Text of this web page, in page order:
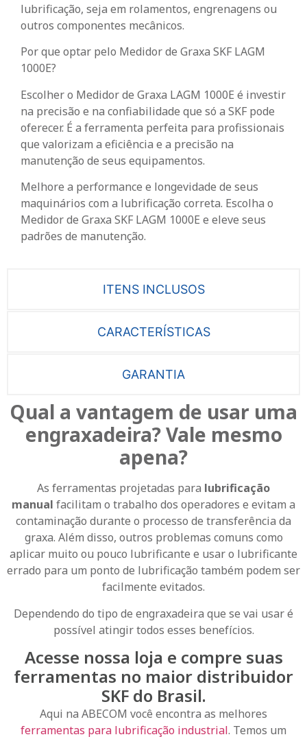
ITENS INCLUSOS
CARACTERÍSTICAS
GARANTIA
lubrificação, seja em rolamentos, engrenagens ou
outros componentes mecânicos.
Por que optar pelo Medidor de Graxa SKF LAGM
1000E?
Escolher o Medidor de Graxa LAGM 1000E é investir
na precisão e na confiabilidade que só a SKF pode
oferecer. É a ferramenta perfeita para profissionais
que valorizam a eficiência e a precisão na
manutenção de seus equipamentos.
Melhore a performance e longevidade de seus
maquinários com a lubrificação correta. Escolha o
Medidor de Graxa SKF LAGM 1000E e eleve seus
padrões de manutenção.
Qual a vantagem de usar uma
engraxadeira? Vale mesmo
apena?
As ferramentas projetadas para lubrificação
manual facilitam o trabalho dos operadores e evitam a
contaminação durante o processo de transferência da
graxa. Além disso, outros problemas comuns como
aplicar muito ou pouco lubrificante e usar o lubrificante
errado para um ponto de lubrificação também podem ser
facilmente evitados.
Dependendo do tipo de engraxadeira que se vai usar é
possível atingir todos esses benefícios.
Acesse nossa loja e compre suas
ferramentas no maior distribuidor
SKF do Brasil.
Aqui na ABECOM você encontra as melhores
ferramentas para lubrificação industrial. Temos um